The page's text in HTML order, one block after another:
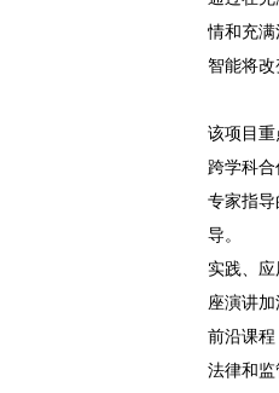
情和充
智能将改
该项目重
跨学科合
专家指
导。
实践、
座演讲加
前沿课程
法律和监